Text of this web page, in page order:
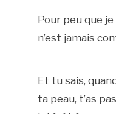
Pour peu que
n’est jamais
Et tu sais,
ta peau, t’as